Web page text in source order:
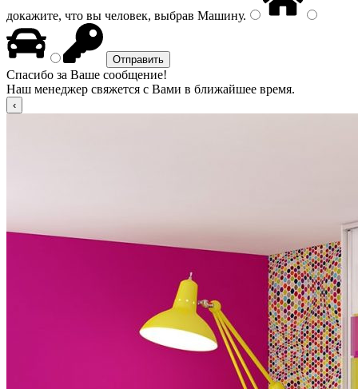
докажите, что вы человек, выбрав Машину.
Спасибо за Ваше сообщение!
Наш менеджер свяжется с Вами в ближайшее время.